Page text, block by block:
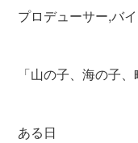
プロデューサー,バ
「山の子、海の子、
ある日